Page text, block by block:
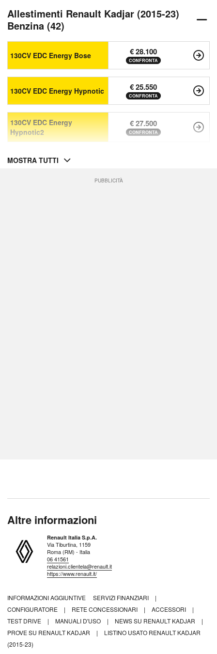
Allestimenti Renault Kadjar (2015-23)
Benzina (42)
130CV EDC Energy Bose € 28.100
CONFRONTA
130CV EDC Energy Hypnotic € 25.550
CONFRONTA
130CV EDC Energy
Hypnotic2
€ 27.500
CONFRONTA
MOSTRA TUTTI
PUBBLICITÀ
Altre informazioni
Renault Italia S.p.A.
Via Tiburtina, 1159
Roma (RM) - Italia
06 41561
relazioni.clientela@renault.it
https://www.renault.it/
INFORMAZIONI AGGIUNTIVE SERVIZI FINANZIARI
|
CONFIGURATORE
| RETE CONCESSIONARI | ACCESSORI
|
TEST DRIVE
| MANUALI D'USO | NEWS SU RENAULT KADJAR
|
PROVE SU RENAULT KADJAR
|
LISTINO USATO RENAULT KADJAR
(2015-23)